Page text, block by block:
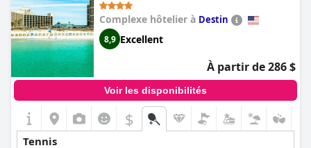
Complexe hôtelier à Destin
8,9 Excellent
À partir de 286 $
Voir les disponibilités
$
Tennis